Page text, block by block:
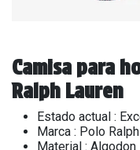
Camisa para
Ralph Lauren
Estado actual :
Marca : Polo
Material : Algodon